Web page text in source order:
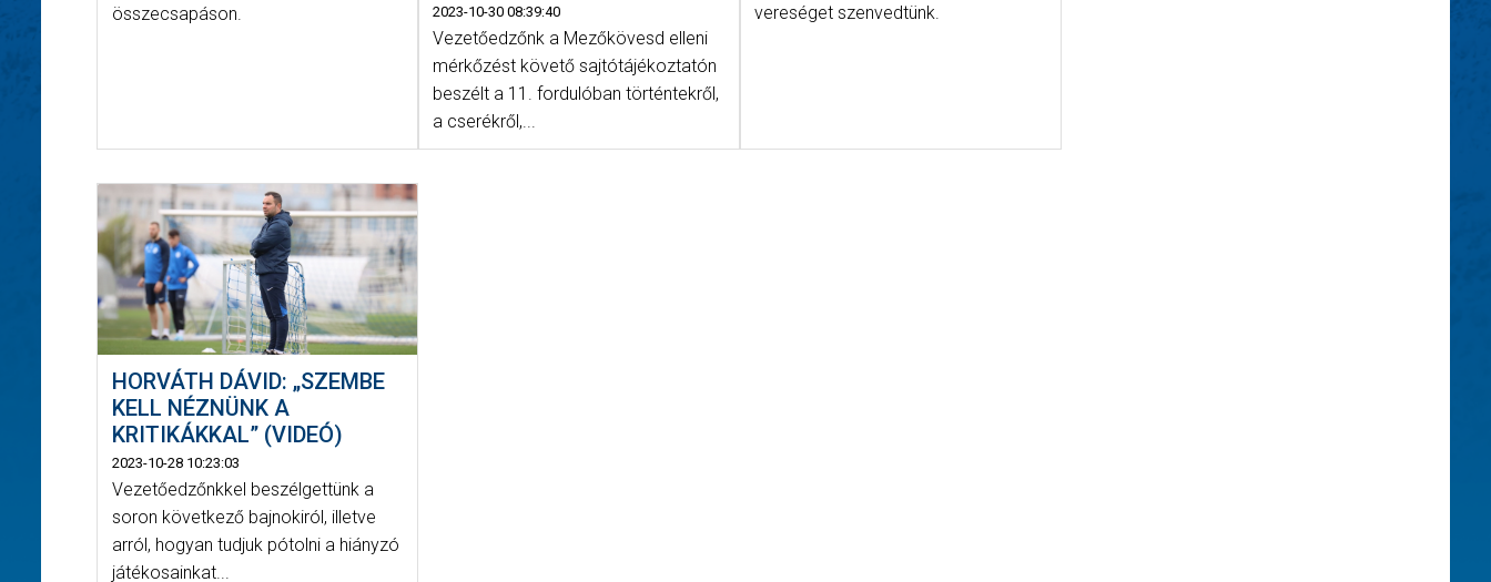
összecsapáson.
2023-10-30 08:39:40
Vezetőedzőnk a Mezőkövesd elleni
mérkőzést követő sajtótájékoztatón
beszélt a 11. fordulóban történtekről,
a cserékről,...
vereséget szenvedtünk.
HORVÁTH DÁVID: „SZEMBE
KELL NÉZNÜNK A
KRITIKÁKKAL” (VIDEÓ)
2023-10-28 10:23:03
Vezetőedzőnkkel beszélgettünk a
soron következő bajnokiról, illetve
arról, hogyan tudjuk pótolni a hiányzó
játékosainkat...